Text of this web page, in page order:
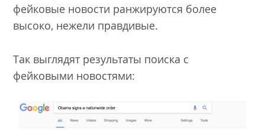
фейковые новости ранжируются более
высоко, нежели правдивые.
Так выглядят результаты поиска с
фейковыми новостями: